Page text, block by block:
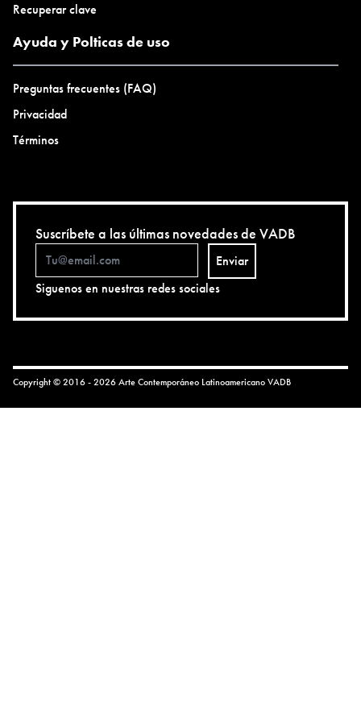
Recuperar clave
Ayuda y Polticas de uso
Preguntas frecuentes (FAQ)
Privacidad
Términos
Suscríbete a las últimas novedades de VADB
Enviar
Siguenos en nuestras redes sociales
Copyright © 2016 - 2026 Arte Contemporáneo LatinoamericanoVADB